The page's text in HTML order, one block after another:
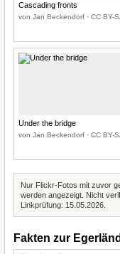
Cascading fronts
von Jan Beckendorf · CC BY-
Under the bridge
von Jan Beckendorf · CC BY-
Nur Flickr-Fotos mit zuvor
werden angezeigt. Nicht
Linkprüfung: 15.05.2026.
Fakten zur